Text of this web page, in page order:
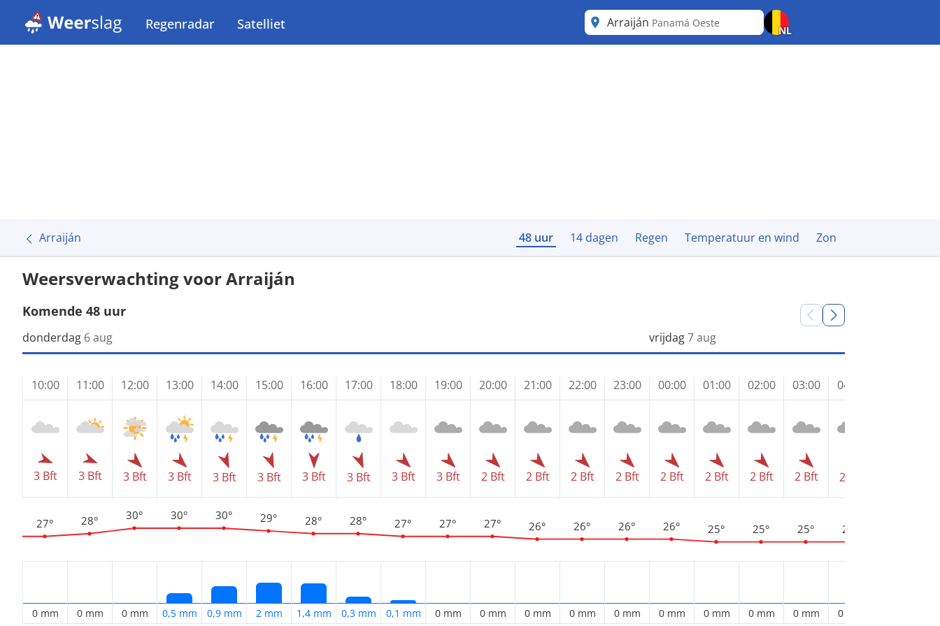
Regenradar Satelliet Arraiján Panamá Oeste
NL
Arraiján 48 uur 14 dagen Regen Temperatuur en wind Zon
Weersverwachting voor Arraiján
Komende 48 uur
donderdag 6 aug
10:00
3 Bft
27°
0 mm
11:00
3 Bft
28°
0 mm
12:00
3 Bft
30°
0 mm
13:00
3 Bft
30°
0,5 mm
14:00
3 Bft
30°
0,9 mm
15:00
3 Bft
29°
2 mm
16:00
3 Bft
28°
1,4 mm
17:00
3 Bft
28°
0,3 mm
18:00
3 Bft
27°
0,1 mm
19:00
3 Bft
27°
0 mm
20:00
2 Bft
27°
0 mm
21:00
2 Bft
26°
0 mm
22:00
2 Bft
26°
0 mm
23:00
2 Bft
26°
0 mm
vrijdag7 aug
00:00
2 Bft
26°
0 mm
01:00
2 Bft
25°
0 mm
02:00
2 Bft
25°
0 mm
03:00
2 Bft
25°
0 mm
04:00
2 Bft
25°
0 mm